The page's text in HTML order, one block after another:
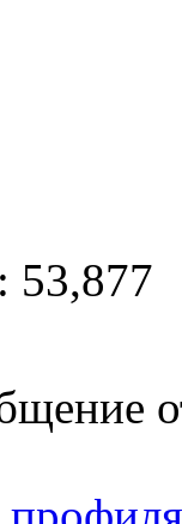
53,877